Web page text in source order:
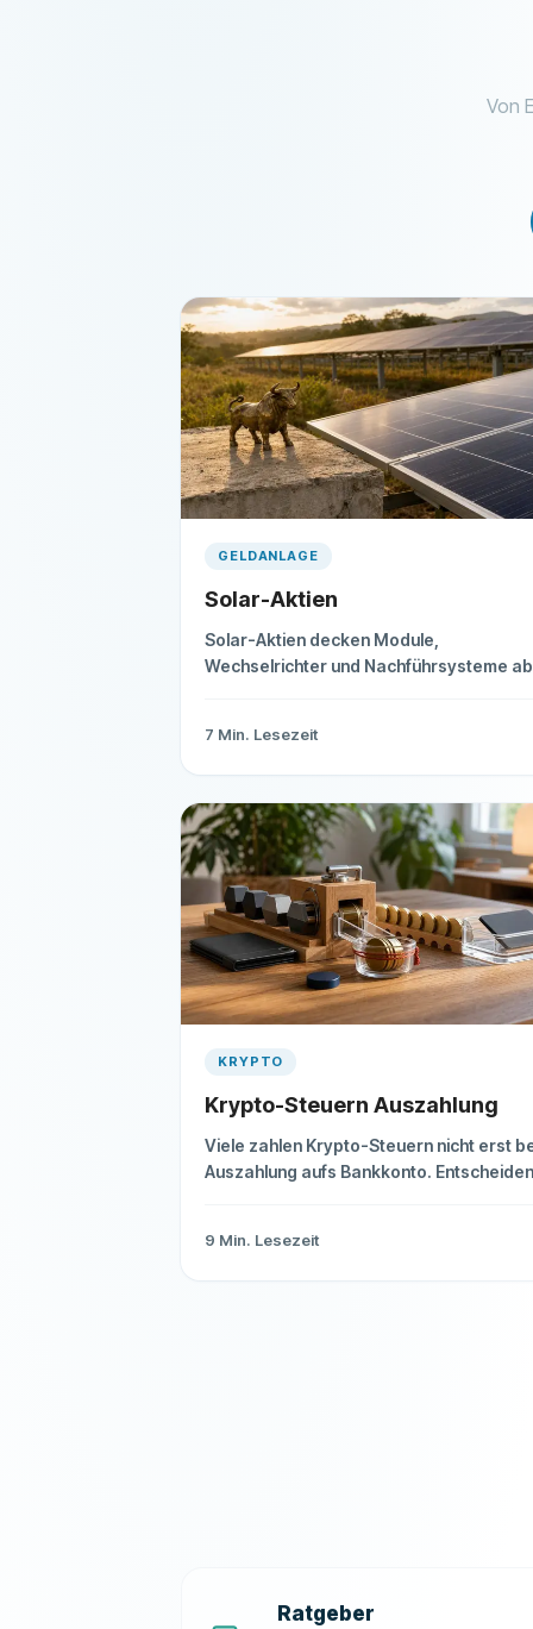
Von
GELDANLAGE
Solar-Aktien
Solar-Aktien decken Module,
Wechselrichter und Nachführsysteme
Risiken.
7 Min. Lesezeit
KRYPTO
Krypto-Steuern Auszahlung
Viele zahlen Krypto-Steuern nicht erst
Auszahlung aufs Bankkonto.
9 Min. Lesezeit
Ratgeber